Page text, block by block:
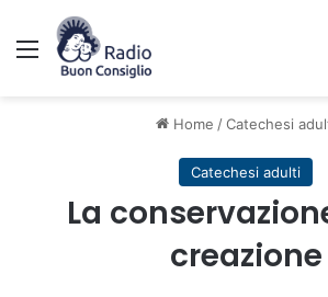
Menu
Home /Catechesi
Catechesi adulti
La
creazione